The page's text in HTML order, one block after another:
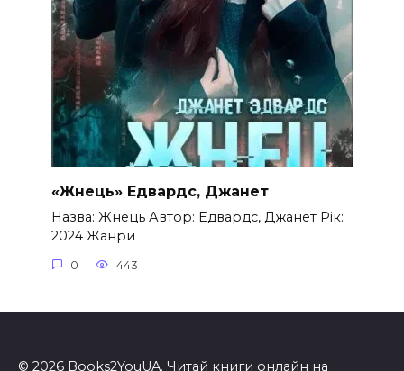
«Жнець» Едвардс, Джанет
Назва: Жнець Автор: Едвардс, Джанет Рік:
2024 Жанри
0 443
© 2026 Books2YouUA. Читай книги онлайн на